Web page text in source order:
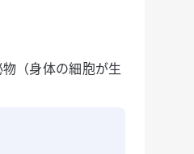
（身体の細胞が生